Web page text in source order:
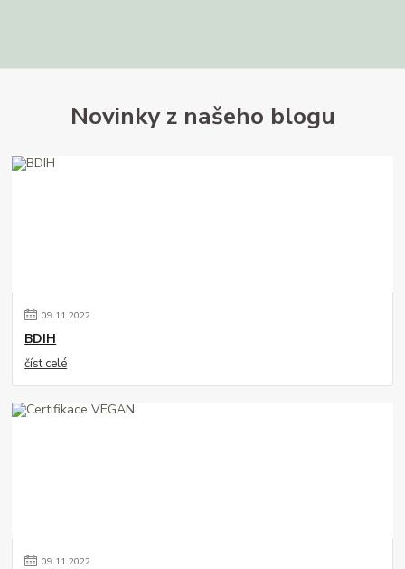
Novinky z našeho blogu
09.11.2022
BDIH
číst celé
09.11.2022